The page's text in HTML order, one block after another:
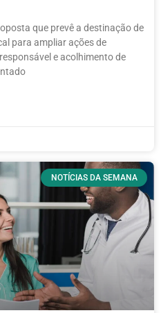
que prevê a destinação de
para ampliar ações de
e acolhimento de
NOTÍCIAS DA SEMANA